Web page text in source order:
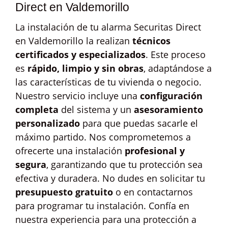
Direct en Valdemorillo
La instalación de tu alarma Securitas Direct
en Valdemorillo la realizan técnicos
certificados y especializados. Este proceso
es rápido, limpio y sin obras, adaptándose a
las características de tu vivienda o negocio.
Nuestro servicio incluye una configuración
completa del sistema y un asesoramiento
personalizado para que puedas sacarle el
máximo partido. Nos comprometemos a
ofrecerte una instalación profesional y
segura, garantizando que tu protección sea
efectiva y duradera. No dudes en solicitar tu
presupuesto gratuito o en contactarnos
para programar tu instalación. Confía en
nuestra experiencia para una protección a